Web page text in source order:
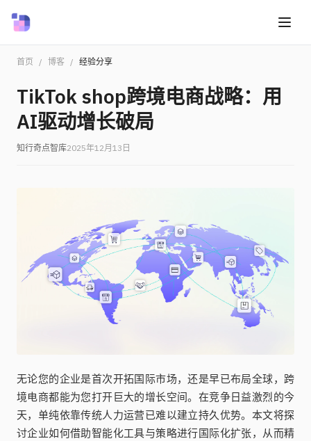
首页 / 博客 / 经验分享
TikTok shop跨境电商战略：用
AI驱动增长破局
知行奇点智库2025年12月13日
无论您的企业是首次开拓国际市场，还是早已布局全球，跨
境电商都能为您打开巨大的增长空间。在竞争日益激烈的今
天，单纯依靠传统人力运营已难以建立持久优势。本文将探
讨企业如何借助智能化工具与策略进行国际化扩张，从而精